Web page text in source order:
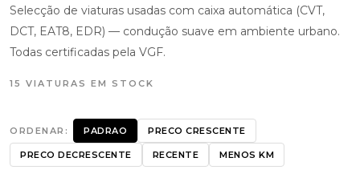
Selecção de viaturas usadas com caixa automática (CVT,
DCT, EAT8, EDR) — condução suave em ambiente urbano.
Todas certificadas pela VGF.
15 VIATURAS EM STOCK
ORDENAR: PADRAO PRECO CRESCENTE
PRECO DECRESCENTE RECENTE MENOS KM